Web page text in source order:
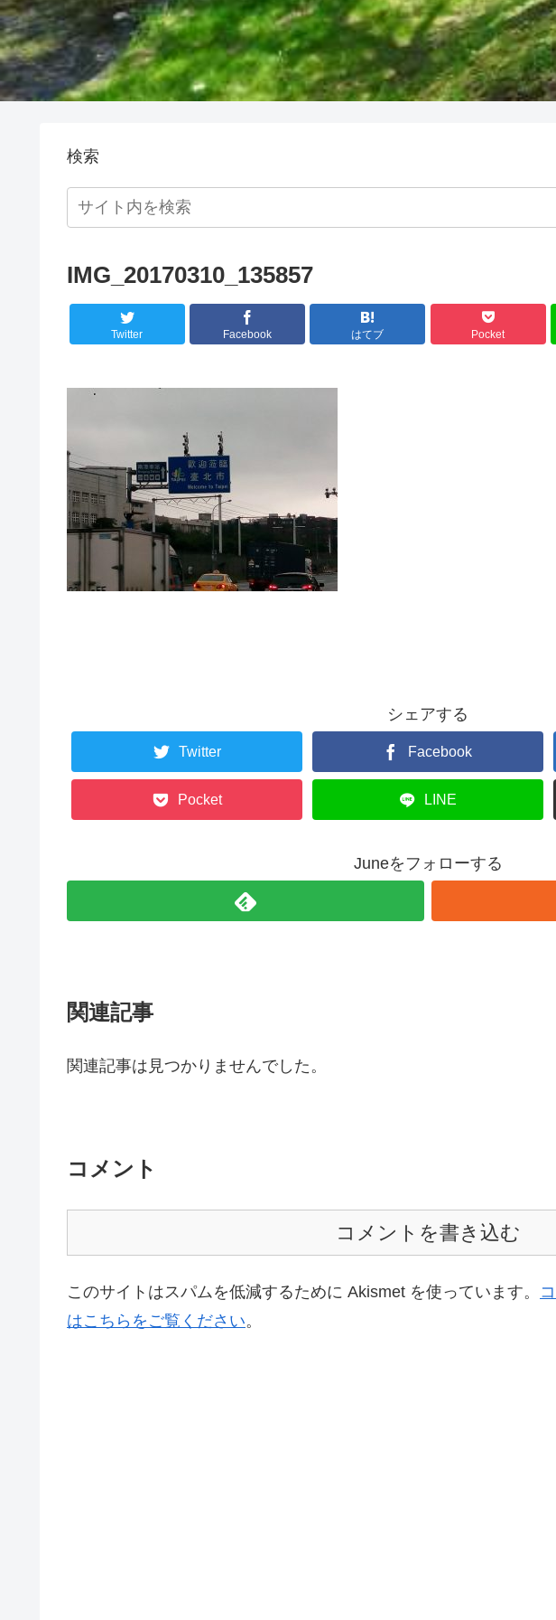
検索
IMG_20170310_135857
Twitter Facebook はてブ Pocket
シェアする
Twitter Facebook
Pocket LINE
Juneをフォローする
関連記事
関連記事は見つかりませんでした。
コメント
コメントを書き込む
このサイトはスパムを低減するために Akismet を使っています。
はこちらをご覧ください。